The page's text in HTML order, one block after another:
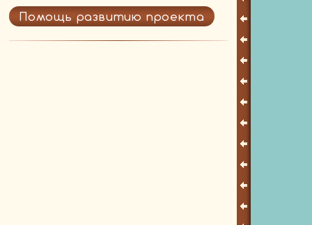
Помощь развитию проекта